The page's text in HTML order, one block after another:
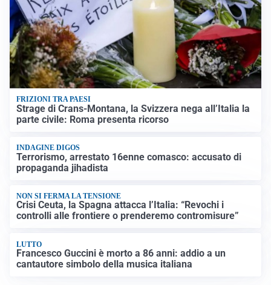
FRIZIONI TRA PAESI
Strage di Crans-Montana, la Svizzera nega all’Italia la
parte civile: Roma presenta ricorso
INDAGINE DIGOS
Terrorismo, arrestato 16enne comasco: accusato di
propaganda jihadista
NON SI FERMA LA TENSIONE
Crisi Ceuta, la Spagna attacca l’Italia: “Revochi i
controlli alle frontiere o prenderemo contromisure”
LUTTO
Francesco Guccini è morto a 86 anni: addio a un
cantautore simbolo della musica italiana